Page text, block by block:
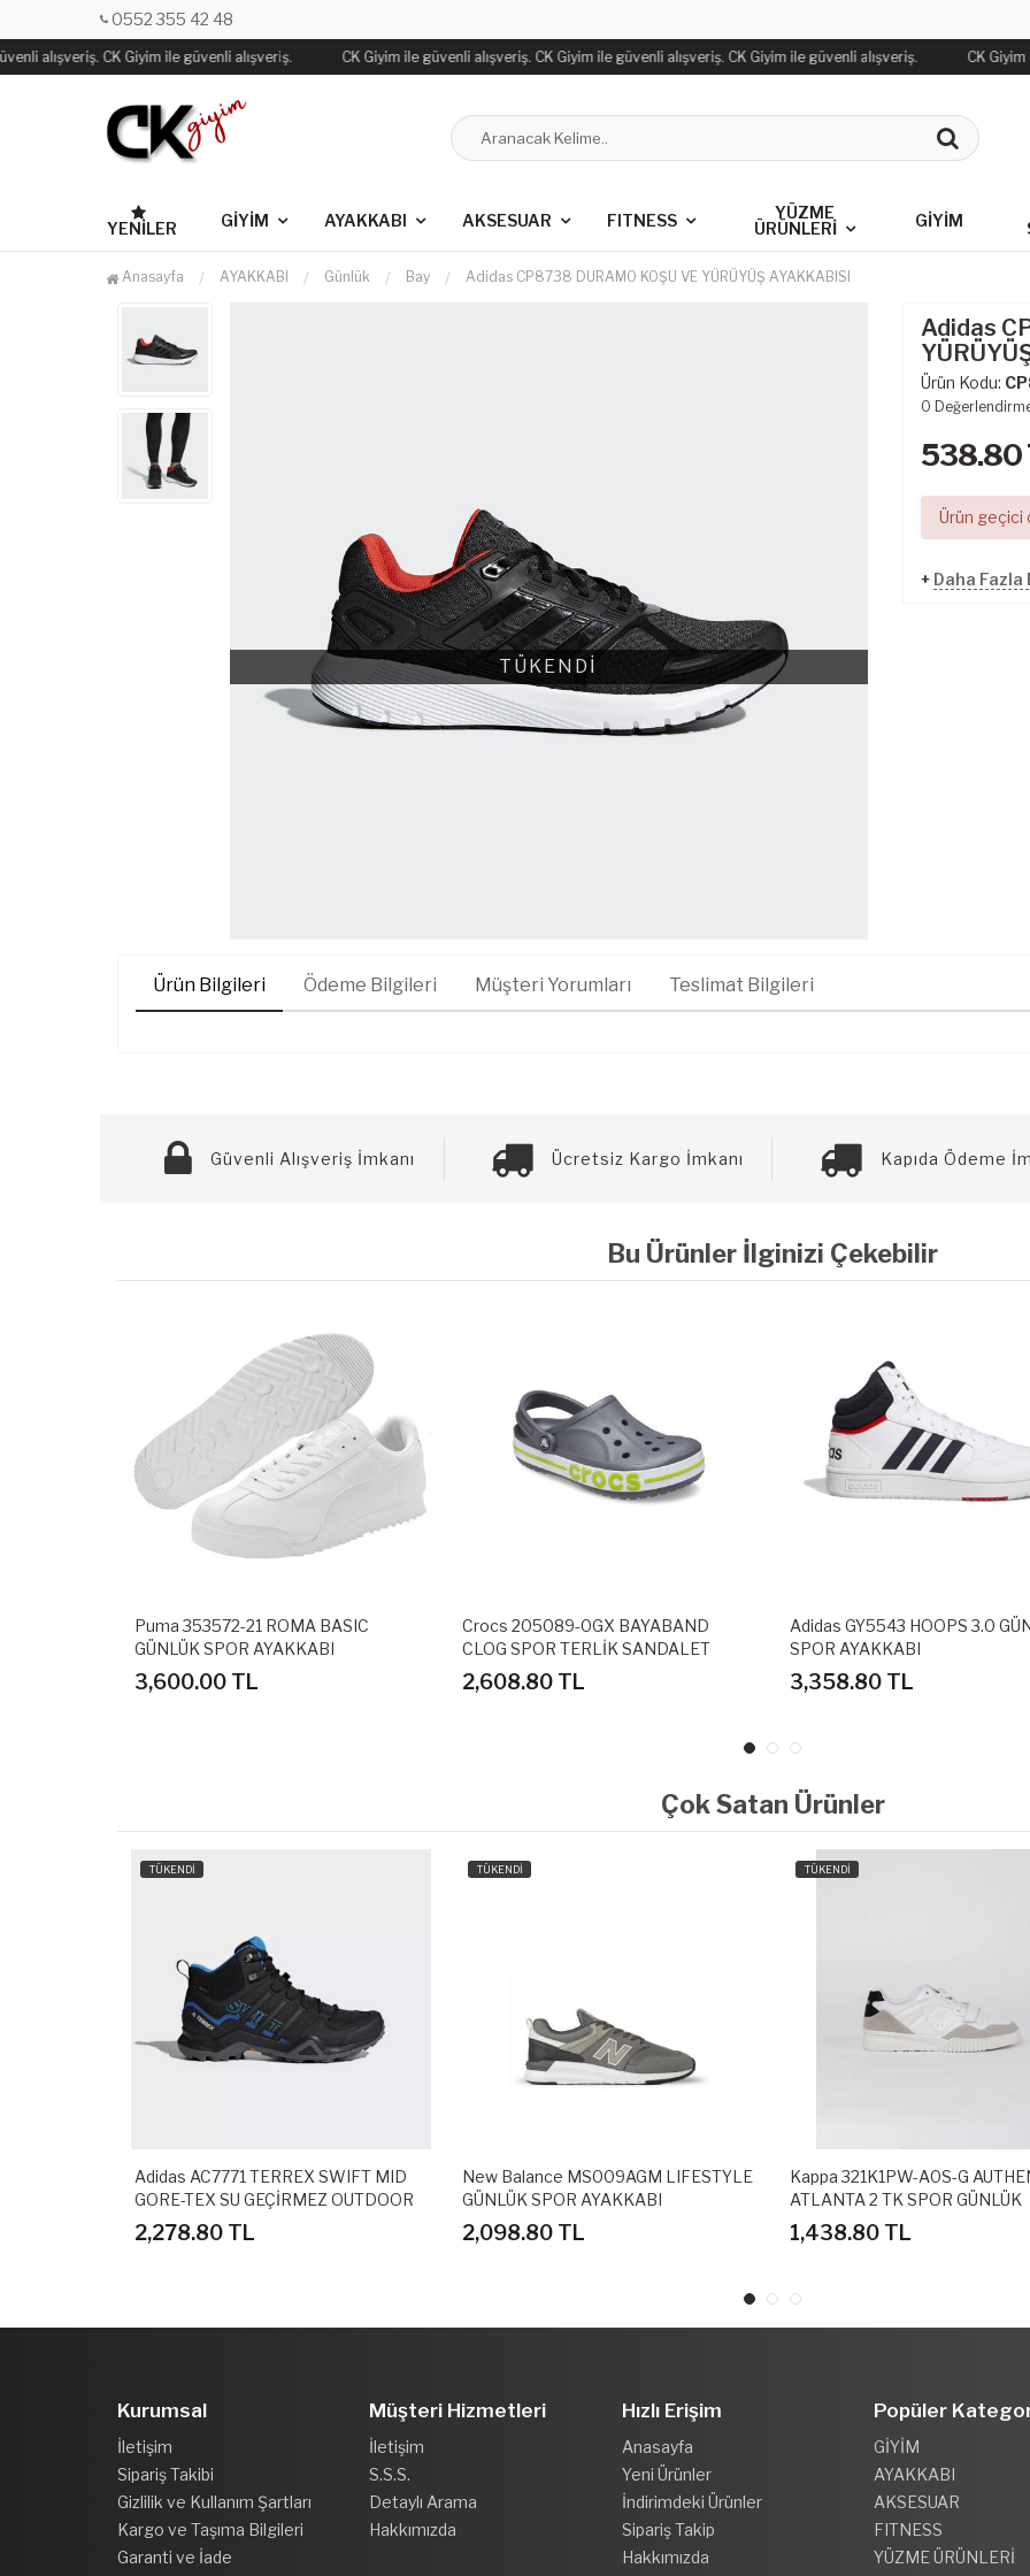
0552 355 42 48
alışveriş. CK Giyim ile güvenli alışveriş. CK Giyim ile güvenli alışveriş. CK Giyim ile güvenli alışveriş. CK Giyim ile güvenli alışveriş. CK Giyim
YENILER GİYİM AYAKKABI AKSESUAR FITNESS
YÜZME
ÜRÜNLERİ
GİYİM
Anasayfa AYAKKABI Günlük Bay Adidas CP8738 DURAMO KOŞU VE YÜRÜYÜŞ AYAKKABISI
TÜKENDİ
Adidas
Ürün Kodu:
0
538.80
Ürün geçici
+ Daha Fazla
Ürün Bilgileri Ödeme Bilgileri Müşteri Yorumları Teslimat Bilgileri
Güvenli Alışveriş İmkanı Ücretsiz Kargo İmkanı Kapıda Ödeme
Bu Ürünler İlginizi Çekebilir
Puma 353572-21 ROMA BASIC
GÜNLÜK SPOR AYAKKABI
3,600.00 TL
Crocs 205089-0GX BAYABAND
CLOG SPOR TERLİK SANDALET
2,608.80 TL
Adidas GY5543 HOOPS 3.0
SPOR AYAKKABI
3,358.80 TL
Çok Satan Ürünler
TÜKENDİ
Adidas AC7771 TERREX SWIFT MID
GORE-TEX SU GEÇİRMEZ OUTDOOR
AYAKKABI
2,278.80 TL
TÜKENDİ
New Balance MS009AGM LIFESTYLE
GÜNLÜK SPOR AYAKKABI
2,098.80 TL
TÜKENDİ
Kappa 321K1PW-A0S-G
ATLANTA 2 TK SPOR GÜNLÜK
AYAKKABI
1,438.80 TL
Kurumsal
İletişim
Sipariş Takibi
Gizlilik ve Kullanım Şartları
Kargo ve Taşıma Bilgileri
Garanti ve İade
Müşteri Hizmetleri
İletişim
S.S.S.
Detaylı Arama
Hakkımızda
Hızlı Erişim
Anasayfa
Yeni Ürünler
İndirimdeki Ürünler
Sipariş Takip
Hakkımızda
Popüler
GİYİM
AYAKKABI
AKSESUAR
FITNESS
YÜZME ÜRÜNLERİ